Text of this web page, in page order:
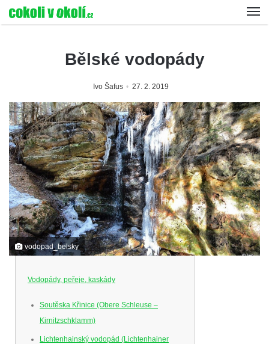
Bělské vodopády
Ivo Šafus 27. 2. 2019
vodopad_belsky
Vodopády, peřeje, kaskády
Soutěska Křinice (Obere Schleuse –
Kirnitzschklamm)
Lichtenhainský vodopád (Lichtenhainer